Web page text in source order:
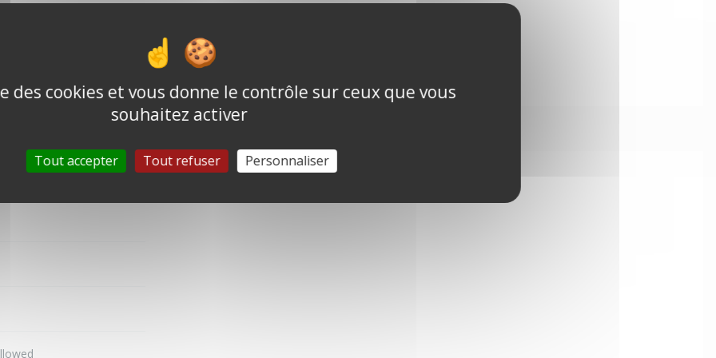
des cookies et vous donne le contrôle sur ceux que vous
souhaitez activer
Tout accepter Tout refuser Personnaliser